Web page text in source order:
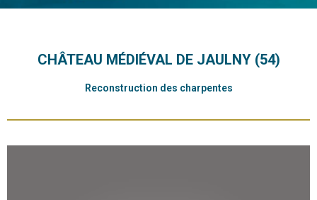
CHÂTEAU MÉDIÉVAL DE JAULNY (54)
Reconstruction des charpentes